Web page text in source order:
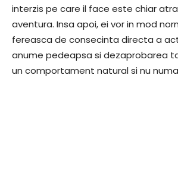
interzis pe care il face este chiar
aventura. Insa apoi, ei vor in mod
fereasca de consecinta directa a
anume pedeapsa si dezaprobarea
un comportament natural si nu